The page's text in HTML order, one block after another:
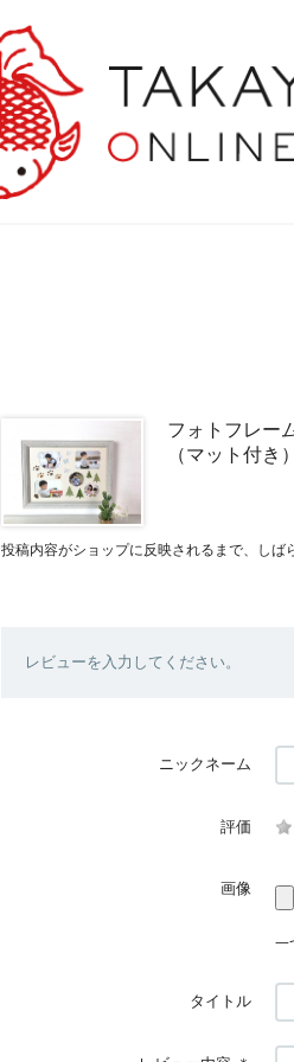
フォトフレー
（マット付き
投稿内容がショップに反映されるまで、しば
レビューを入力してください。
ニックネーム
評価
画像
一
タイトル